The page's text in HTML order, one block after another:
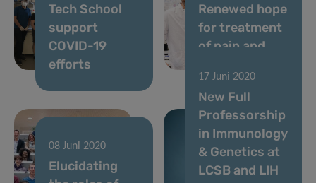
Tech School
support
COVID-19
efforts
Renewed hope
for treatment
of pain and
17 Juni 2020
Digital
17 Juni 2020
New Full
Professorship
in Immunology
& Genetics at
LCSB and LIH
08 Juni 2020
Elucidating